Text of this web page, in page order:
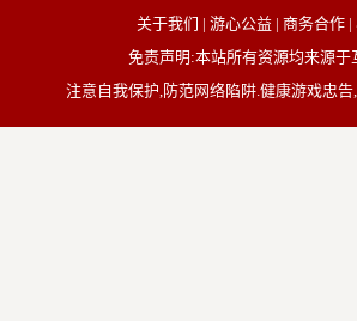
关于我们 | 游心公益 | 商务合作
免责声明:本站所有资源均来源
注意自我保护,防范网络陷阱.健康游戏忠